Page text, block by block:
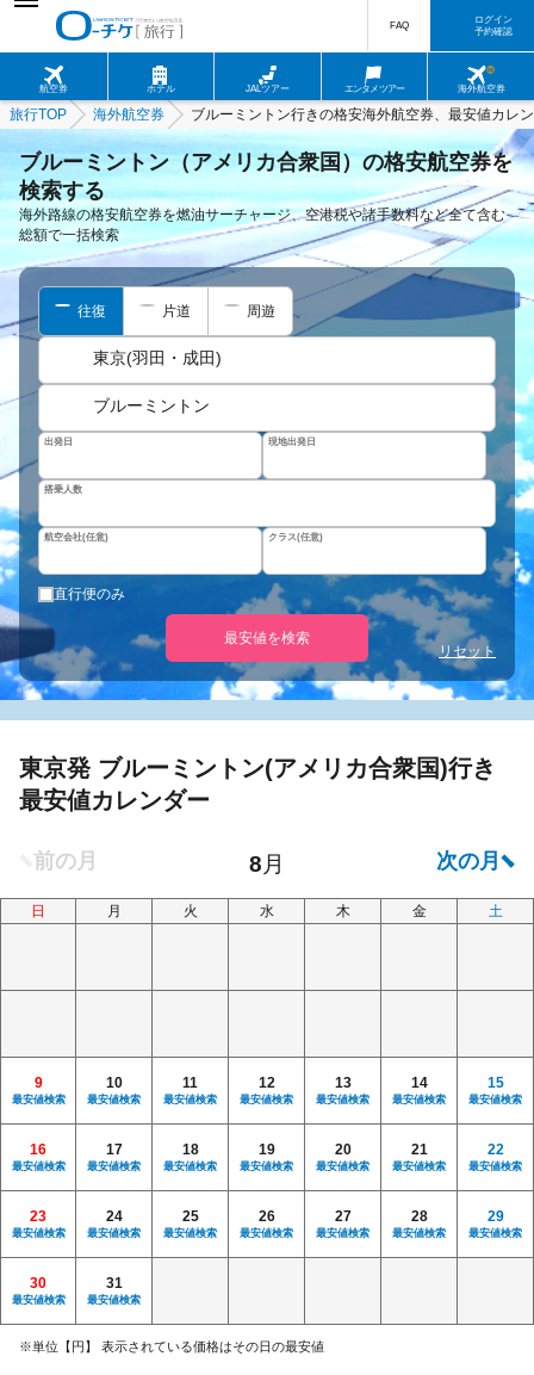
航空券 ホテル JALツアー エンタメツアー 海外航空券
FAQ
ログイン
予約確認
旅行TOP 海外航空券 ブルーミントン行きの格安海外航空券、最安値カレ
ブルーミントン（アメリカ合衆国）の格安航空券を
検索する
海外路線の格安航空券を燃油サーチャージ、空港税や諸手数料など全て含む
総額で一括検索
往復 片道 周遊
東京(羽田・成田)
ブルーミントン
出発日 現地出発日
搭乗人数
航空会社(任意) クラス(任意)
直行便のみ
最安値を検索
リセット
東京発 ブルーミントン(アメリカ合衆国)行き
最安値カレンダー
日 月 火 水 木 金 土
9
最安値検索
10
最安値検索
11
最安値検索
12
最安値検索
13
最安値検索
14
最安値検索
15
最安値検索
16
最安値検索
17
最安値検索
18
最安値検索
19
最安値検索
20
最安値検索
21
最安値検索
22
最安値検索
23
最安値検索
24
最安値検索
25
最安値検索
26
最安値検索
27
最安値検索
28
最安値検索
29
最安値検索
30
最安値検索
31
最安値検索
※単位【円】 表示されている価格はその日の最安値